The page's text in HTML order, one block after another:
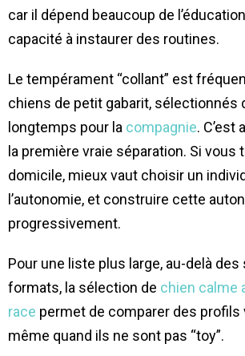
car il dépend beaucoup de
capacité à instaurer des routines.
Le tempérament “collant” est
chiens de petit gabarit, sélectionnés
longtemps pour la compagnie. C’est
la première vraie séparation. Si vous
domicile, mieux vaut choisir un
l’autonomie, et construire cette
progressivement.
Pour une liste plus large, au-delà
formats, la sélection de chien calme
race permet de comparer des profils
même quand ils ne sont pas “toy”.